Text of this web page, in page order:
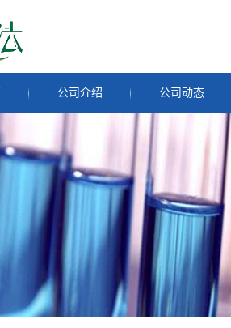
公司介绍 公司动态